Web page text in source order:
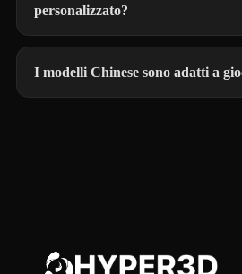
personalizzato?
I modelli Chinese sono adatti a